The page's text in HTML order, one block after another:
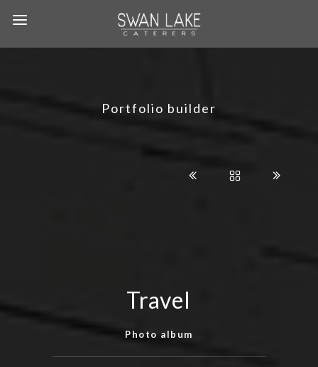
Portfolio builder
Travel
Photo album